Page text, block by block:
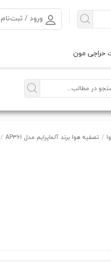
ورود / ثبت‌نام
حراجی مون
/ تصفیه هوا برند آلماپرایم مدل AP361 /